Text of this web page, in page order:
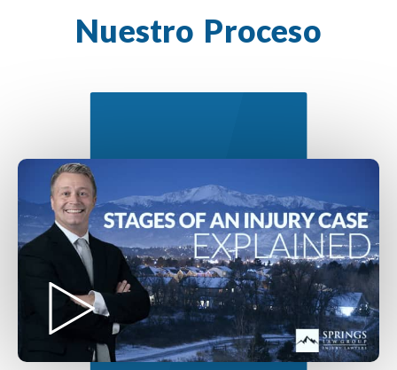
Nuestro Proceso